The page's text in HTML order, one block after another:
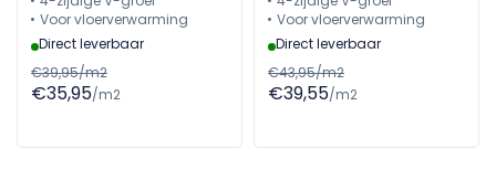
Voor vloerverwarming
Direct leverbaar
€39,95/m2
€35,95/m2
Voor vloerverwarming
Direct leverbaar
€43,95/m2
€39,55/m2